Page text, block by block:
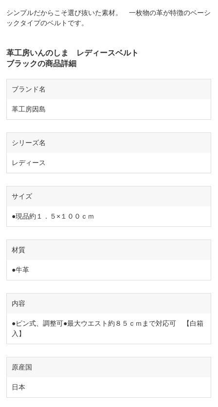
シンプルだからこそ選び抜いた素材。 一枚物の革が特徴のベーシ
ックタイプのベルトです。
革工房いんのしま レディースベルト
ブラックの商品詳細
ブランド名
革工房因島
シリーズ名
レディース
サイズ
●現品約１．５×１００ｃｍ
材質
●牛革
内容
●ピン式、調整可●最大ウエスト約８５ｃｍまで対応可 【白箱
入】
原産国
日本